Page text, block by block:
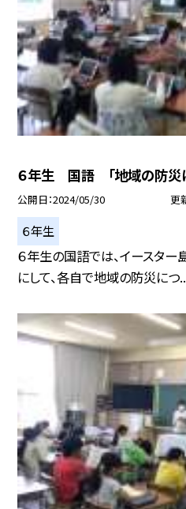
６年生 国語 「地域の防災
公開日 2024/05/30 更
６年生
６年生の国語では、イースタ
にして、各自で地域の防災につ